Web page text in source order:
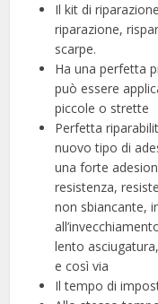
Il kit di
riparazione,
scarpe.
Ha una perfetta
può essere
piccole o strette
Perfetta
nuovo tipo di
una forte
resistenza,
non sbiancante,
lento
e così via
Il tempo di